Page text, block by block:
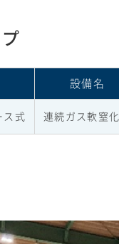
設備名
ス式 連続ガス軟窒